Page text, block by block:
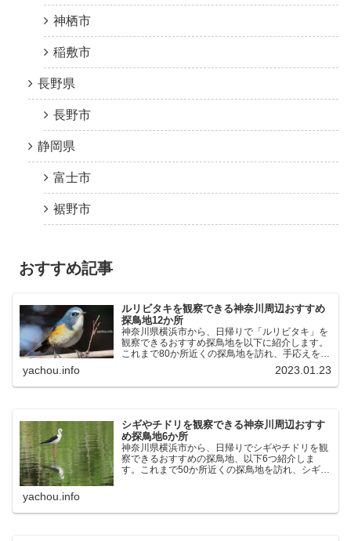
神栖市
稲敷市
長野県
長野市
静岡県
富士市
裾野市
おすすめ記事
ルリビタキを観察できる神奈川周辺おすすめ
探鳥地12か所
神奈川県横浜市から、日帰りで「ルリビタキ」を
観察できるおすすめ探鳥地を以下に紹介します。
これまで80か所近くの探鳥地を訪れ、手応えを感
じた場所です。以下、★ が多いほど観察しやす
く、出現頻度が高いと感じた場所です。 北本自然
観察公園：埼玉県...
yachou.info 2023.01.23
シギやチドリを観察できる神奈川周辺おすす
め探鳥地6か所
神奈川県横浜市から、日帰りでシギやチドリを観
察できるおすすめの探鳥地、以下6つ紹介しま
す。これまで50か所近くの探鳥地を訪れ、シギや
yachou.info